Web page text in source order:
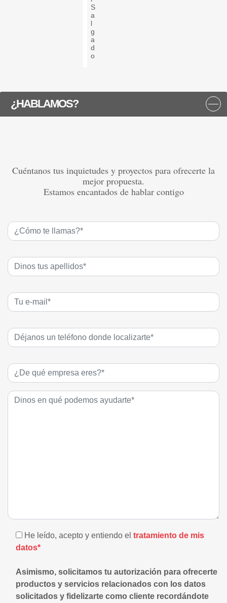
S
a
l
g
a
d
o
¿HABLAMOS?
Cuéntanos tus inquietudes y proyectos para ofrecerte la
mejor propuesta.
Estamos encantados de hablar contigo
He leído, acepto y entiendo el tratamiento de mis
datos*
Asimismo, solicitamos tu autorización para ofrecerte
productos y servicios relacionados con los datos
solicitados y fidelizarte como cliente recordándote